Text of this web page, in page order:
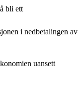
bli ett
i nedbetalingen av
uansett